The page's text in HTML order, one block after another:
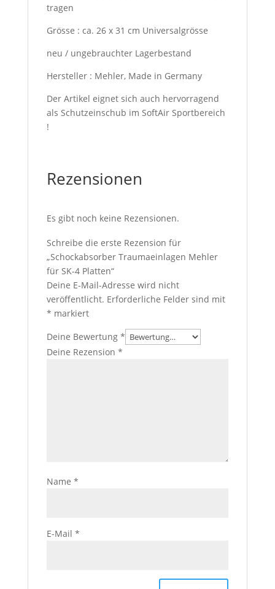
tragen
Grösse : ca. 26 x 31 cm Universalgrösse
neu / ungebrauchter Lagerbestand
Hersteller : Mehler, Made in Germany
Der Artikel eignet sich auch hervorragend
als Schutzeinschub im SoftAir Sportbereich
!
Rezensionen
Es gibt noch keine Rezensionen.
Schreibe die erste Rezension für
„Schockabsorber Traumaeinlagen Mehler
für SK-4 Platten“
Deine E-Mail-Adresse wird nicht
veröffentlicht. Erforderliche Felder sind mit
* markiert
Deine Bewertung *
Deine Rezension *
Name *
E-Mail *